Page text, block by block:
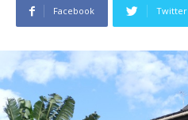
Facebook Twitter